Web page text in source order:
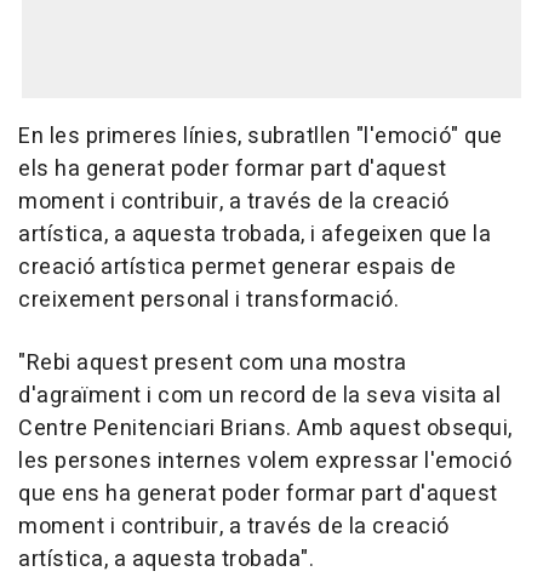
En les primeres línies, subratllen "l'emoció" que
els ha generat poder formar part d'aquest
moment i contribuir, a través de la creació
artística, a aquesta trobada, i afegeixen que la
creació artística permet generar espais de
creixement personal i transformació.
"Rebi aquest present com una mostra
d'agraïment i com un record de la seva visita al
Centre Penitenciari Brians. Amb aquest obsequi,
les persones internes volem expressar l'emoció
que ens ha generat poder formar part d'aquest
moment i contribuir, a través de la creació
artística, a aquesta trobada".